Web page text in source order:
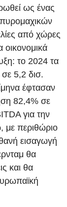
ως ένας
από χώρες
το 2024 τα
5,2 δισ.
έφτασαν
82,4% σε
για την
με περιθώριο
εισαγωγή
θα
και θα